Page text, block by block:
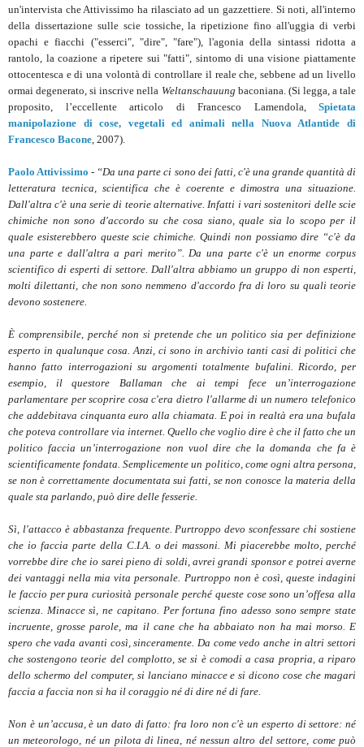
un'intervista che Attivissimo ha rilasciato ad un gazzettiere. Si noti, all'interno
della dissertazione sulle scie tossiche, la ripetizione fino all'uggia di verbi
opachi e fiacchi ("esserci", "dire", "fare"), l'agonia della sintassi ridotta a
rantolo, la coazione a ripetere sui "fatti", sintomo di una visione piattamente
ottocentesca e di una volontà di controllare il reale che, sebbene ad un livello
ormai degenerato, si inscrive nella Weltanschauung baconiana. (Si legga, a tale
proposito, l’eccellente articolo di Francesco Lamendola, Spietata
manipolazione di cose, vegetali ed animali nella Nuova Atlantide di
Francesco Bacone , 2007).
Paolo Attivissimo - “Da una parte ci sono dei fatti, c'è una grande quantità di
letteratura tecnica, scientifica che è coerente e dimostra una situazione.
Dall'altra c'è una serie di teorie alternative. Infatti i vari sostenitori delle scie
chimiche non sono d'accordo su che cosa siano, quale sia lo scopo per il
quale esisterebbero queste scie chimiche. Quindi non possiamo dire “c'è da
una parte e dall'altra a pari merito”. Da una parte c'è un enorme corpus
scientifico di esperti di settore. Dall'altra abbiamo un gruppo di non esperti,
molti dilettanti, che non sono nemmeno d'accordo fra di loro su quali teorie
devono sostenere.
È comprensibile, perché non si pretende che un politico sia per definizione
esperto in qualunque cosa. Anzi, ci sono in archivio tanti casi di politici che
hanno fatto interrogazioni su argomenti totalmente bufalini. Ricordo, per
esempio, il questore Ballaman che ai tempi fece un’interrogazione
parlamentare per scoprire cosa c'era dietro l'allarme di un numero telefonico
che addebitava cinquanta euro alla chiamata. E poi in realtà era una bufala
che poteva controllare via internet. Quello che voglio dire è che il fatto che un
politico faccia un’interrogazione non vuol dire che la domanda che fa è
scientificamente fondata. Semplicemente un politico, come ogni altra persona,
se non è correttamente documentata sui fatti, se non conosce la materia della
quale sta parlando, può dire delle fesserie.
Sì, l'attacco è abbastanza frequente. Purtroppo devo sconfessare chi sostiene
che io faccia parte della C.I.A. o dei massoni. Mi piacerebbe molto, perché
vorrebbe dire che io sarei pieno di soldi, avrei grandi sponsor e potrei averne
dei vantaggi nella mia vita personale. Purtroppo non è così, queste indagini
le faccio per pura curiosità personale perché queste cose sono un’offesa alla
scienza. Minacce sì, ne capitano. Per fortuna fino adesso sono sempre state
incruente, grosse parole, ma il cane che ha abbaiato non ha mai morso. E
spero che vada avanti così, sinceramente. Da come vedo anche in altri settori
che sostengono teorie del complotto, se si è comodi a casa propria, a riparo
dello schermo del computer, si lanciano minacce e si dicono cose che magari
faccia a faccia non si ha il coraggio né di dire né di fare.
Non è un’accusa, è un dato di fatto: fra loro non c'è un esperto di settore: né
un meteorologo, né un pilota di linea, né nessun altro del settore, come può